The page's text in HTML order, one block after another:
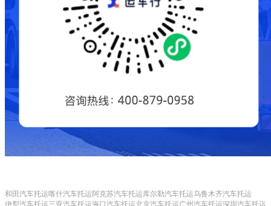
和田汽车托运喀什汽车托运阿克苏汽车托运库尔勒汽车托运乌鲁木齐汽车托运
伊犁汽车托运三亚汽车托运海口汽车托运北京汽车托运广州汽车托运深圳汽车托运